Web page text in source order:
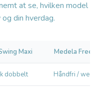
at se, hvilken model
din hverdag.
Maxi Medela
dobbelt Håndfri /